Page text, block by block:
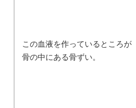
この血液を作っているところが
骨の中にある骨ずい。